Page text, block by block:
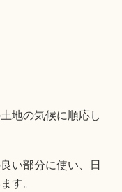
地の気候に順応し
い部分に使い、日
す。